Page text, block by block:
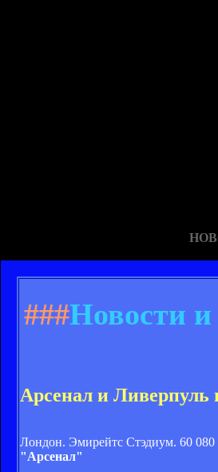
###Новости
Арсенал и
Лондон. Эмирейтс Стэдиум. 60 080
"Арсенал"